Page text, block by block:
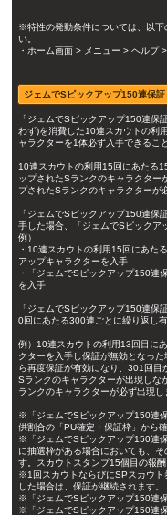
※特性の発動条件については、以下
い。
・ホーム画面 > メニュー > ヘルプ
ジェムでSピックアップ150連保証
「ジェムでSピックアップ150連保
わず)を消費した10連スカウトの利
ャラクターを1体必ず入手できるこ
10連スカウトの利用15回にあたる
ップされたSランクのキャラクター
プされたSランクのキャラクターが
「ジェムでSピックアップ150連保
手した場合、「ジェムでSピックア
例）
・10連スカウトの利用15回にあた
アップキャラクターを入手
・「ジェムでSピックアップ150連
を入手
「ジェムでSピックアップ150連保
0回にあたる300連ごとに繰り返し有
例）10連スカウトの利用13回目に
クターを入手し保証が無効となっ
ら再度保証が有効になり、301回
Sランクのキャラクターが出現しな
ランクのキャラクターが必ず出現し
※「ジェムでSピックアップ150連
供割合の「PU確定・保証枠」から
※「ジェムでSピックアップ150連
に抽選枠がある場合においても、
す。スカウトスタンプ15個目の報酬
※1回スカウトならびにSPスカウト
した場合は、保証が継続されます。
※「ジェムでSピックアップ150連
※「ジェムでSピックアップ150連